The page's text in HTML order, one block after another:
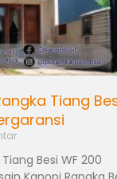
Tiang
Besi WF 200